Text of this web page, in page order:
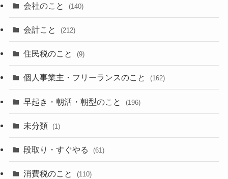
会社のこと (140)
会計こと (212)
住民税のこと (9)
個人事業主・フリーランスのこと (162)
早起き・朝活・朝型のこと (196)
未分類 (1)
段取り・すぐやる (61)
消費税のこと (110)